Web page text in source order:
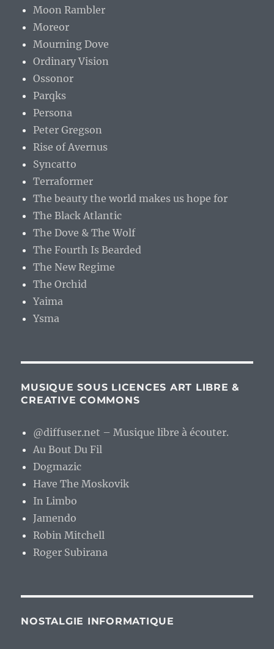
Moon Rambler
Moreor
Mourning Dove
Ordinary Vision
Ossonor
Parqks
Persona
Peter Gregson
Rise of Avernus
Syncatto
Terraformer
The beauty the world makes us hope for
The Black Atlantic
The Dove & The Wolf
The Fourth Is Bearded
The New Regime
The Orchid
Yaima
Ysma
MUSIQUE SOUS LICENCES ART LIBRE &
CREATIVE COMMONS
@diffuser.net – Musique libre à écouter.
Au Bout Du Fil
Dogmazic
Have The Moskovik
In Limbo
Jamendo
Robin Mitchell
Roger Subirana
NOSTALGIE INFORMATIQUE